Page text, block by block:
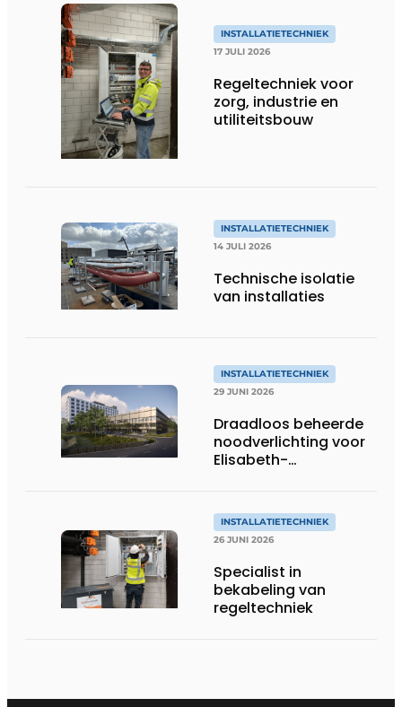
INSTALLATIETECHNIEK
17 JULI 2026
Regeltechniek voor
zorg, industrie en
utiliteitsbouw
INSTALLATIETECHNIEK
14 JULI 2026
Technische isolatie
van installaties
INSTALLATIETECHNIEK
29 JUNI 2026
Draadloos beheerde
noodverlichting voor
Elisabeth-
INSTALLATIETECHNIEK
26 JUNI 2026
Specialist in
bekabeling van
regeltechniek